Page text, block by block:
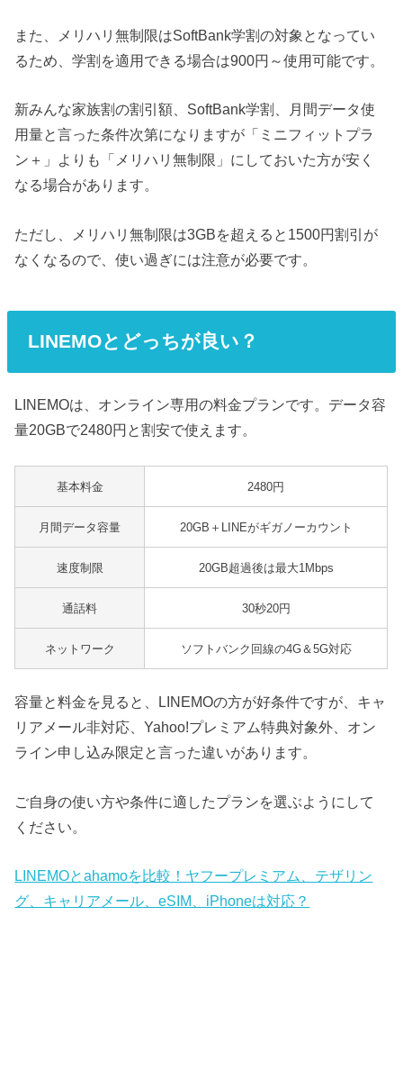
また、メリハリ無制限はSoftBank学割の対象となってい
るため、学割を適用できる場合は900円～使用可能です。
新みんな家族割の割引額、SoftBank学割、月間データ使
用量と言った条件次第になりますが「ミニフィットプラ
ン＋」よりも「メリハリ無制限」にしておいた方が安く
なる場合があります。
ただし、メリハリ無制限は3GBを超えると1500円割引が
なくなるので、使い過ぎには注意が必要です。
LINEMOとどっちが良い？
LINEMOは、オンライン専用の料金プランです。データ容
量20GBで2480円と割安で使えます。
基本料金 2480円
月間データ容量 20GB＋LINEがギガノーカウント
速度制限 20GB超過後は最大1Mbps
通話料 30秒20円
ネットワーク ソフトバンク回線の4G＆5G対応
容量と料金を見ると、LINEMOの方が好条件ですが、キャ
リアメール非対応、Yahoo!プレミアム特典対象外、オン
ライン申し込み限定と言った違いがあります。
ご自身の使い方や条件に適したプランを選ぶようにして
ください。
LINEMOとahamoを比較！ヤフープレミアム、テザリン
グ、キャリアメール、eSIM、iPhoneは対応？